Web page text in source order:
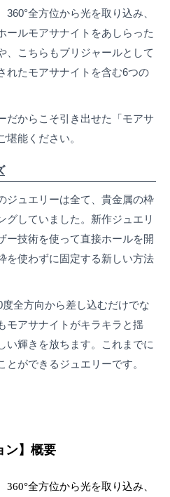
全方位から光を取り込み、
ールモアサナイトをあしらった
、こちらもブリジャールとして
れたモアサナイトを含む6つの
だからこそ引き出せた「モアサ
能ください。
ュエリーは全て、貴金属の枠
グしていました。新作ジュエリ
ー技術を使って直接ホールを開
を使わずに固定する新しい方法
全方向から差し込むだけでな
モアサナイトがキラキラと揺
い輝きを放ちます。これまでに
ができるジュエリーです。
ン】概要
全方位から光を取り込み、